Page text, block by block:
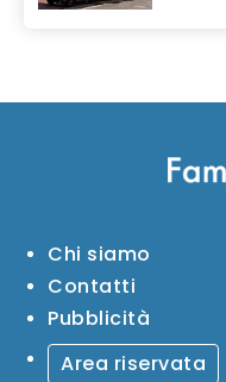
Chi siamo
Contatti
Pubblicità
Area riservata